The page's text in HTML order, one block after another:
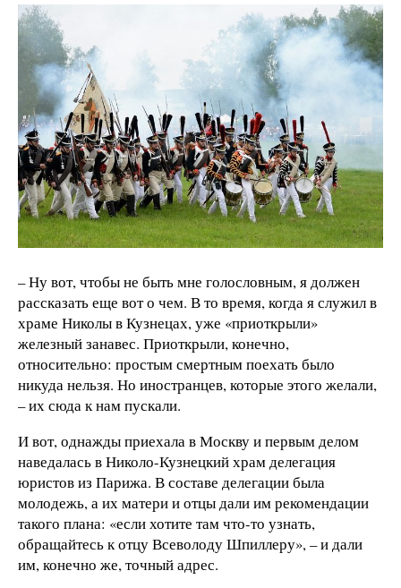
– Ну вот, чтобы не быть мне голословным, я должен
рассказать еще вот о чем. В то время, когда я служил в
храме Николы в Кузнецах, уже «приоткрыли»
железный занавес. Приоткрыли, конечно,
относительно: простым смертным поехать было
никуда нельзя. Но иностранцев, которые этого желали,
– их сюда к нам пускали.
И вот, однажды приехала в Москву и первым делом
наведалась в Николо-Кузнецкий храм делегация
юристов из Парижа. В составе делегации была
молодежь, а их матери и отцы дали им рекомендации
такого плана: «если хотите там что-то узнать,
обращайтесь к отцу Всеволоду Шпиллеру», – и дали
им, конечно же, точный адрес.